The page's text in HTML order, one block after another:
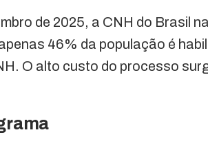
de 2025, a CNH do Brasil
46% da população é
O alto custo do processo